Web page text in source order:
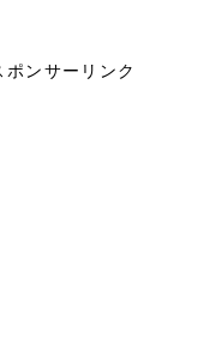
ポンサーリンク